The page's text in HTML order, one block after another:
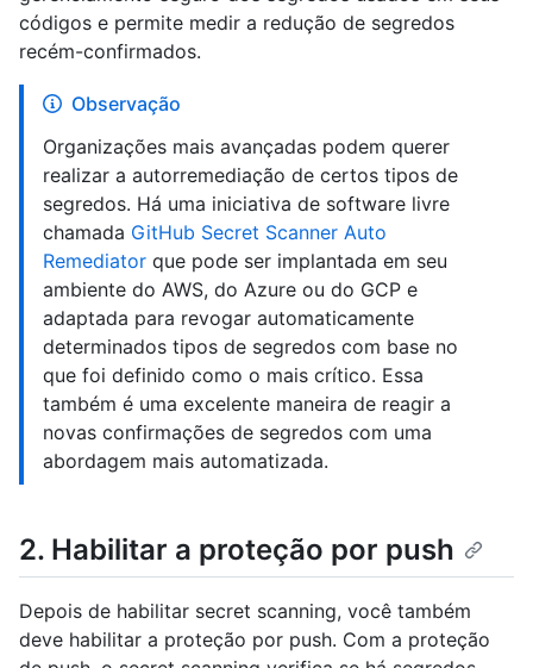
códigos e permite medir a redução de segredos
recém-confirmados.
Observação
Organizações mais avançadas podem querer
realizar a autorremediação de certos tipos de
segredos. Há uma iniciativa de software livre
chamada GitHub Secret Scanner Auto
Remediator que pode ser implantada em seu
ambiente do AWS, do Azure ou do GCP e
adaptada para revogar automaticamente
determinados tipos de segredos com base no
que foi definido como o mais crítico. Essa
também é uma excelente maneira de reagir a
novas confirmações de segredos com uma
abordagem mais automatizada.
2. Habilitar a proteção por push
Depois de habilitar secret scanning, você também
deve habilitar a proteção por push. Com a proteção